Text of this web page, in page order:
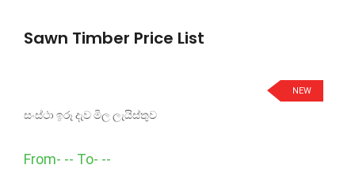
Sawn Timber Price List
NEW
සංස්ථා ඉරූ දැව මිල ලැයිස්තුව
From- -- To- --